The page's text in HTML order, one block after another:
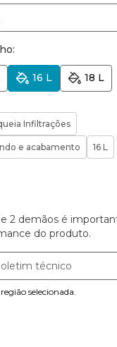
16 L 18 L
Infiltrações
e acabamento 16 L
2 demãos é
do produto.
técnico
selecionada.